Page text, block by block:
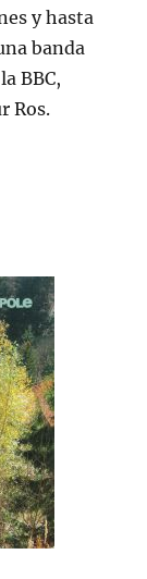
y hasta
banda
BBC,
Ros.